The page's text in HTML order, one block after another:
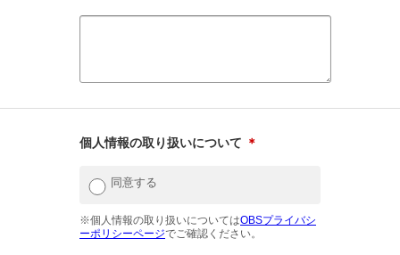
個人情報の取り扱いについて ＊
同意する
※個人情報の取り扱いについてはOBSプライバシ
ーポリシーページでご確認ください。